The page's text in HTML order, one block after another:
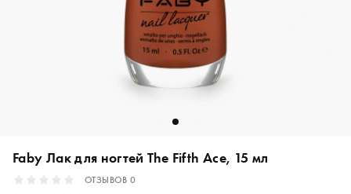
Faby Лак для ногтей The Fifth Ace, 15 мл
ОТЗЫВОВ 0